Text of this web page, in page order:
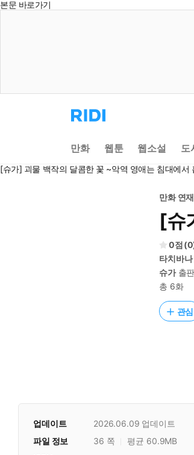
본문 바로가기
리
디
으
로
동
만화 웹툰 웹소설 도
[슈가] 괴물 백작의 달콤한 꽃 ~악역 영애는 침대에서
만화 연재
[슈
0 (0
타치바
슈가출판
총 6화
관심
업데이트 2026.06.09 업데이트
파일 정보 36 쪽
평균 60.9MB